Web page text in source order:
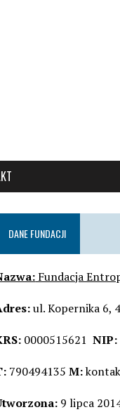
DANE FUNDACJI
Fundacja
ul. Kopernika 6,
0000515621NIP:
790494135M:
9 lipca